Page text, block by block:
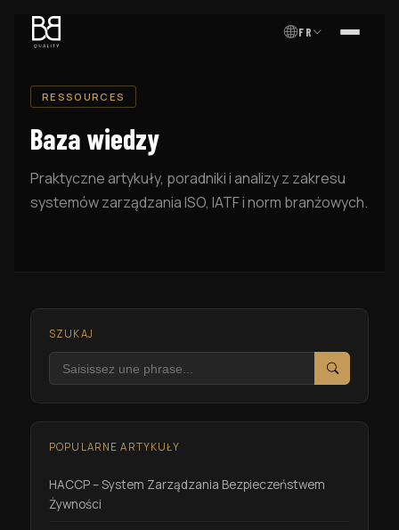
FR MENU
RESSOURCES
Baza wiedzy
Praktyczne artykuły, poradniki i analizy z zakresu
systemów zarządzania ISO, IATF i norm branżowych.
SZUKAJ
Szukaj
POPULARNE ARTYKUŁY
HACCP – System Zarządzania Bezpieczeństwem
Żywności